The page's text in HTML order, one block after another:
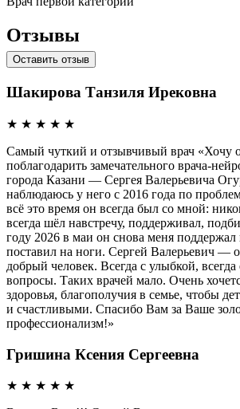
Отзывы
Оставить отзыв
Шакирова Танзиля Ирековна
★ ★ ★ ★ ★
Самый чуткий и отзывчивый врач «Хочу
поблагодарить замечательного врача-
города Казани — Сергея Валерьевича
наблюдаюсь у него с 2016 года по
всё это время он всегда был со мной:
всегда шёл навстречу, поддерживал,
году 2026 в маи он снова меня поддержал
поставил на ноги. Сергей Валерьевич —
добрый человек. Всегда с улыбкой, всегда
вопросы. Таких врачей мало. Очень
здоровья, благополучия в семье, чтобы
и счастливыми. Спасибо Вам за Ваше
профессионализм!»
Гришина Ксения Сергеевна
★ ★ ★ ★ ★